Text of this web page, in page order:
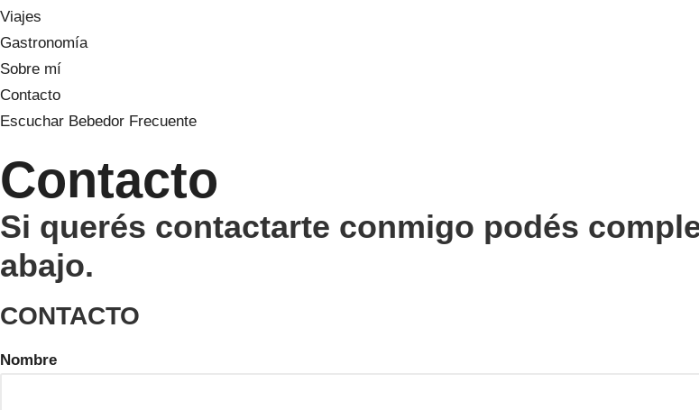
Viajes
Gastronomía
Sobre mí
Contacto
Escuchar Bebedor Frecuente
Contacto
Si querés contactarte conmigo podés
abajo.
CONTACTO
Nombre